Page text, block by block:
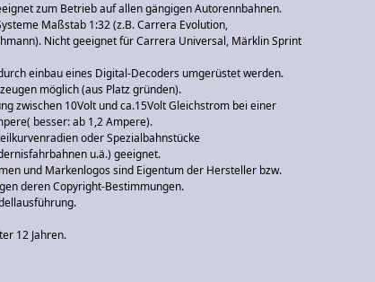
zum Betrieb auf allen gängigen Autorennbahnen.
Maßstab 1:32 (z.B. Carrera Evolution,
Nicht geeignet für Carrera Universal, Märklin Sprint
einbau eines Digital-Decoders umgerüstet werden.
möglich (aus Platz gründen).
zwischen 10Volt und ca.15Volt Gleichstrom bei einer
besser: ab 1,2 Ampere).
oder Spezialbahnstücke
u.ä.) geeignet.
und Markenlogos sind Eigentum der Hersteller bzw.
deren Copyright-Bestimmungen.
12 Jahren.